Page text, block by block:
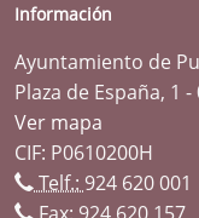
Información
Ayuntamiento de
Plaza de España, 1
Ver mapa
CIF: P0610200H
Telf.: 924 620 001